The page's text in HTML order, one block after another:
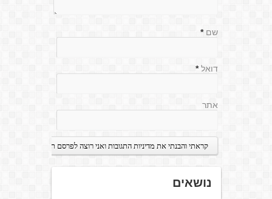
שם *
דואל *
אתר
נושאים